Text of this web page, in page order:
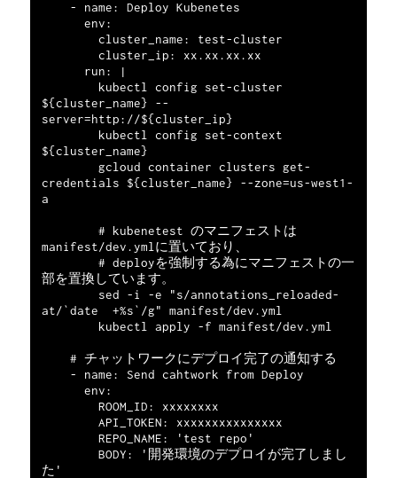
      env:
        cluster_name: test-cluster
        cluster_ip: xx.xx.xx.xx
${cluster_name} --
server=http://${cluster_ip}
${cluster_name}
credentials ${cluster_name} --zone=us-west1-
a
        # kubenetest のマニフェストは
manifest/dev.ymlに置いており、
        # deployを強制する為にマニフェストの一
部を置換しています。
at/`date  +%s`/g" manifest/dev.yml
    # チャットワークにデプロイ完了の通知する
      env:
        ROOM_ID: xxxxxxxx
        API_TOKEN: xxxxxxxxxxxxxxx
        REPO_NAME: 'test repo'
        BODY: '開発環境のデプロイが完了しまし
た'